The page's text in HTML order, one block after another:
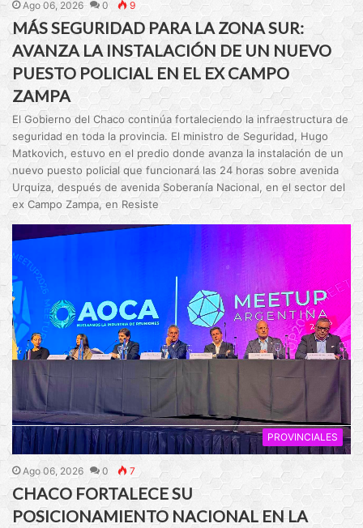
Ago 06, 2026 0 9
MÁS SEGURIDAD PARA LA ZONA SUR:
AVANZA LA INSTALACIÓN DE UN NUEVO
PUESTO POLICIAL EN EL EX CAMPO
ZAMPA
El Gobierno del Chaco continúa fortaleciendo la infraestructura de
seguridad en toda la provincia. El ministro de Seguridad, Hugo
Matkovich, estuvo en el predio donde avanza la instalación de un
nuevo puesto policial que funcionará las 24 horas sobre avenida
Urquiza, después de avenida Soberanía Nacional, en el sector del
ex Campo Zampa, en Resiste
PROVINCIALES
Ago 06, 2026 0 7
CHACO FORTALECE SU
POSICIONAMIENTO NACIONAL EN LA